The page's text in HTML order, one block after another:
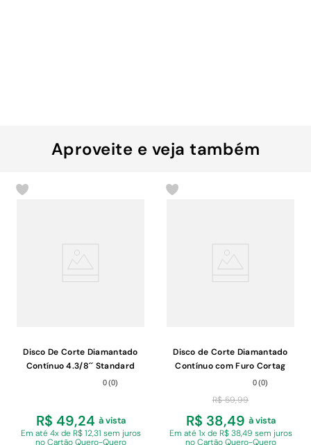
Aproveite e veja também
Disco De Corte Diamantado
Contínuo 4.3/8´´ Standard
0(0)
R$ 49,24 à vista
Em até 4x de R$ 12,31 sem juros
no Cartão Quero-Quero
Disco de Corte Diamantado
Contínuo com Furo Cortag
61610 180mm 25,4mm
0(0)
R$ 59,99
R$ 38,49 à vista
Em até 1x de R$ 38,49 sem juros
no Cartão Quero-Quero